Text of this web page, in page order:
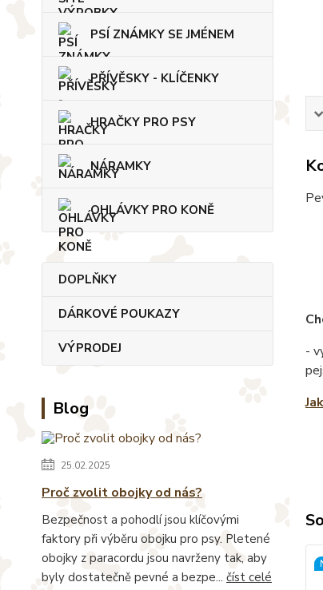
PSÍ ZNÁMKY SE JMÉNEM
PŘÍVĚSKY - KLÍČENKY
HRAČKY PRO PSY
NÁRAMKY
OHLÁVKY PRO KONĚ
DOPLŇKY
DÁRKOVÉ POUKAZY
VÝPRODEJ
Blog
25.02.2025
Proč zvolit obojky od nás?
Bezpečnost a pohodlí jsou klíčovými
faktory při výběru obojku pro psy. Pletené
obojky z paracordu jsou navrženy tak, aby
byly dostatečně pevné a bezpe... číst celé
-